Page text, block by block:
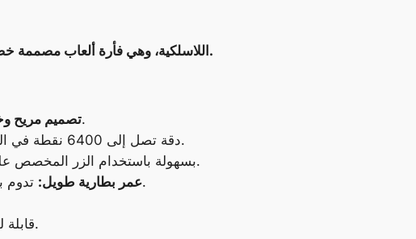
كشفت شركة أسوس عن فأرة ROG Keris II Ace اللاسلكية، وهي فأرة ألعاب مصممة خصيصًا للاعبين المحترفين الذين يبحثون عن الأداء والدقة.
تصميم مريحتزن الفأرة 65 جرامًا فقط، مما يجعلها مثالية للاستخدام لفترات طويلة دون إجهاد اليد.
يوفر المستشعر PixArt PAW3395 دقة تصل إلى 6400 نقطة في البوصة، مما يضمن دقة فائقة في التحكم.
يمكنك تغيير حساسية DPI بسهولة باستخدام الزر المخصص على الفأرة، مما يسمح لك بالتكيف مع أي لعبة أو سيناريو.
عمر بطارية طويل:تدوم بطارية الفأرة حتى 78 ساعة بشحنة واحدة، مما يجعلها مثالية للاستخدام في جلسات اللعب الطويلة.
تأتي الفأرة مزودة بإضاءة RGB قابلة للتخصيص، مما يضيف لمسة جمالية إلى تجربة اللعب.